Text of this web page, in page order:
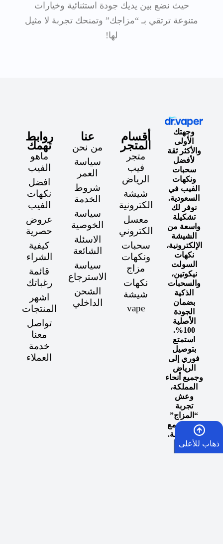
حيث نضع بين يديك جودة استثنائية وخيارات
متنوعة ترتقي بـ “مزاجك” وتمنحك تجربة لا مثيل
لها!
وجهتك
الأولى
والأكثر ثقة
لأفضل
سحبات
ونكهات
الفيب في
السعودية.
نوفر لك
تشكيلة
واسعة من
الشيشة
الإلكترونية،
نكهات
السولت
نيكوتين،
والسحبات
الذكية
بضمان
الجودة
الأصلية
100%.
استمتع
بتوصيل
فوري إلى
الرياض
وجميع أنحاء
المملكة،
وعش
تجربة
“المزاج”
المثالي مع
كل سحبة.
أقسام
المتجر
متجر
فيب
الرياض
شيشة
الكترونية
معسل
الكتروني
سحبات
ونكهات
مزاج
نكهات
شيشة
vape
عنا
من نحن
سياسة
العمر
شروط
الخدمة
سياسة
الخوصية
الاسئلة
الشائعة
سياسة
الاسترجاع
الشحن
الداخلي
روابط
تهمك
ماهو
الفيب
افضل
نكهات
الفيب
عروض
حصرية
كيفية
الشراء
قائمة
رغباتك
اشهر
المنتجات
تواصل
معنا
خدمة
العملاء
ذهاب للأعلى